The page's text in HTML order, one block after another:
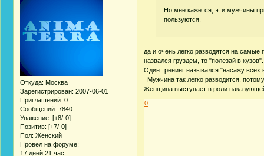
Откуда: Москва
Зарегистрирован: 2007-06-01
Приглашений: 0
Сообщений: 7840
Уважение: [+8/-0]
Позитив: [+7/-0]
Пол: Женский
Провел на форуме:
17 дней 21 час
Но мне кажется, эти мужчины
пользуются.
да и очень легко разводятся на
назвался груздем, то "полезай в
Один тренинг назывался "насажу
Мужчина так легко разводится,
Женщина выступает в роли
0